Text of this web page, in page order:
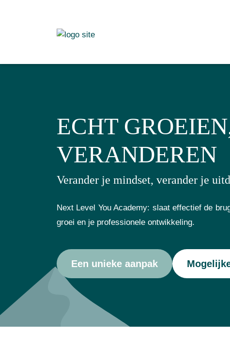
ECHT
VERANDEREN
Verander je mindset, verander je
Next Level You Academy: slaat effectief de
groei en je professionele ontwikkeling.
Een unieke aanpak